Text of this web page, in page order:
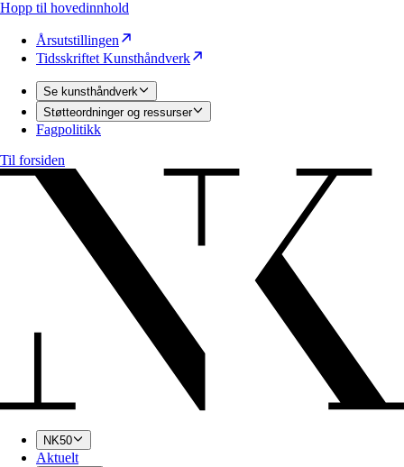
Hopp til hovedinnhold
Årsutstillingen
Tidsskriftet Kunsthåndverk
Se kunsthåndverk
Støtteordninger og ressurser
Fagpolitikk
Til forsiden
NK50
Aktuelt